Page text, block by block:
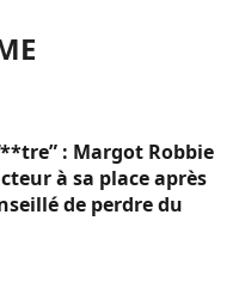
: Margot Robbie
à sa place après
de perdre du